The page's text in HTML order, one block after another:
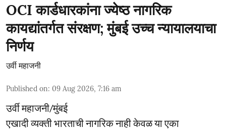
OCI कार्डधारकांना ज्येष्ठ नागरिक
कायद्यांतर्गत संरक्षण; मुंबई उच्च न्यायालयाचा
निर्णय
उर्वी महाजनी
Published on: 09 Aug 2026, 7:16 am
उर्वी महाजनी/मुंबई
एखादी व्यक्ती भारताची नागरिक नाही केवळ या एका